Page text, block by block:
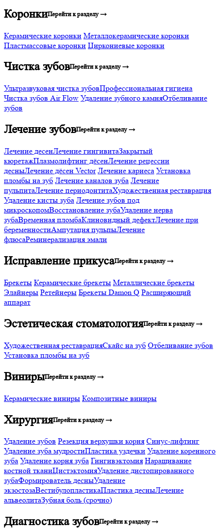
КоронкиПерейти к разделу →
Керамические коронки Металлокерамические коронки
Пластмассовые коронки Циркониевые коронки
Чистка зубовПерейти к разделу →
Ультразвуковая чистка зубовПрофессиональная гигиена
Чистка зубов Air Flow Удаление зубного камняОтбеливание
зубов
Лечение зубовПерейти к разделу →
Лечение десенЛечение гингивитаЗакрытый
кюретажПлазмолифтинг дёсенЛечение рецессии
десныЛечение дёсен Vector Лечение кариеса Установка
пломбы на зуб Лечение каналов зуба Лечение
пульпитаЛечение периодонтитаХудожественная реставрация
Удаление кисты зуба Лечение зубов под
микроскопомВосстановление зубаУдаление нерва
зубаВременная пломбаКлиновидный дефектЛечение при
беременностиАмпутация пульпыЛечение
флюсаРеминерализация эмали
Исправление прикусаПерейти к разделу →
Брекеты Керамические брекеты Металлические брекеты
Элайнеры Ретейнеры Брекеты Damon Q Расширяющий
аппарат
Эстетическая стоматологияПерейти к разделу →
Художественная реставрацияСкайс на зуб Отбеливание зубов
Установка пломбы на зуб
ВинирыПерейти к разделу →
Керамические виниры Композитные виниры
ХирургияПерейти к разделу →
Удаление зубов Резекция верхушки корня Синус-лифтинг
Удаление зуба мудростиПластика уздечки Удаление коренного
зуба Удаление корня зуба Гингивэктомия Наращивание
костной тканиЦистэктомияУдаление дистопированного
зубаФормирователь десныУдаление
экзостозаВестибулопластикаПластика десныЛечение
альвеолитаЗубная боль (срочно)
Диагностика зубовПерейти к разделу →